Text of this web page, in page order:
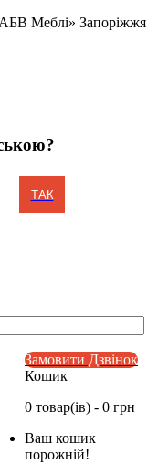
Меблі» Запоріжжя
ТАК
Замовити Дзвінок
Кошик
0 товар(ів) - 0 грн
Ваш кошик
порожній!